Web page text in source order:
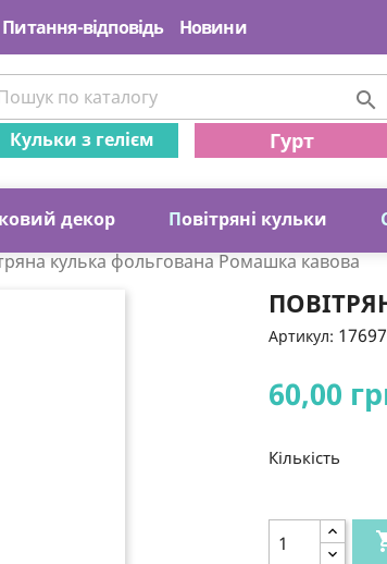
Питання-відповідь Новини
декор Повітряні кульки

Кульки з гелієм Гурт
кулька фольгована Ромашка кавова
Артикул: 17697
60,00
Кількість